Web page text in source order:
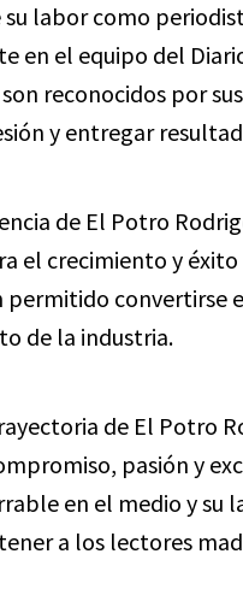
su labor como
en el equipo del
reconocidos por
y entregar
de El Potro
el crecimiento y éxito
permitido convertirse
de la industria.
de El Potro
pasión y
en el medio y su
a los lectores